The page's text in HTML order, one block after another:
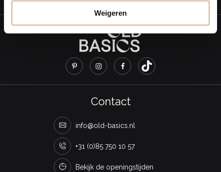
Weigeren
Contact
info@old-basics.nl
+31 (0)85 750 10 57
Bekijk de openingstijden